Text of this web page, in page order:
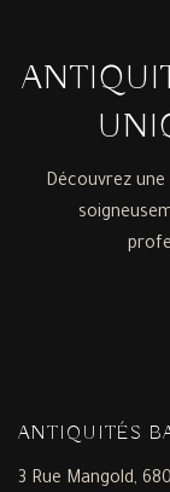
Découvrez
ANTIQUITÉS
3 Rue Mangold,